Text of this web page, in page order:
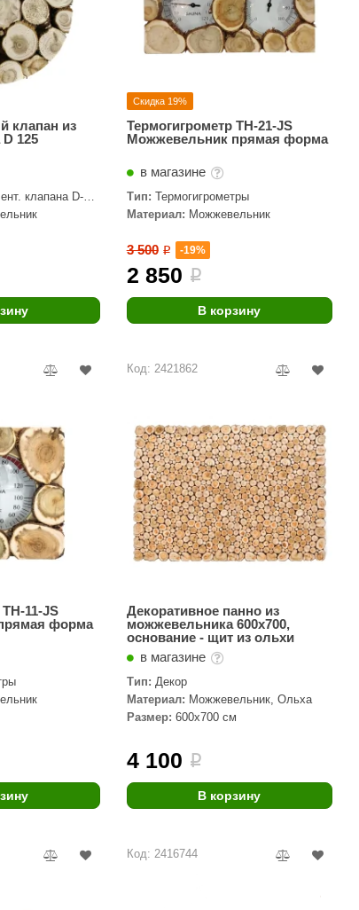
Fischer
Fasel
Kvimol
Огненный камень
ЭНЕРГОРЕСУРС
Aromawolke
Nikkarien
клапан из
125
клапана D-
Скидка 19%
Термогигрометр ТН-21-JS
Можжевельник прямая форма
в магазине
Тип: Термогигрометры
Материал: Можжевельник
3 500 i -19%
2 850 i
В корзину
11-JS
форма
Код: 2421862
Декоративное панно из
можжевельника 600х700,
основание - щит из ольхи
в магазине
Тип: Декор
Материал: Можжевельник, Ольха
Размер: 600х700 см
4 100 i
В корзину
Код: 2416744